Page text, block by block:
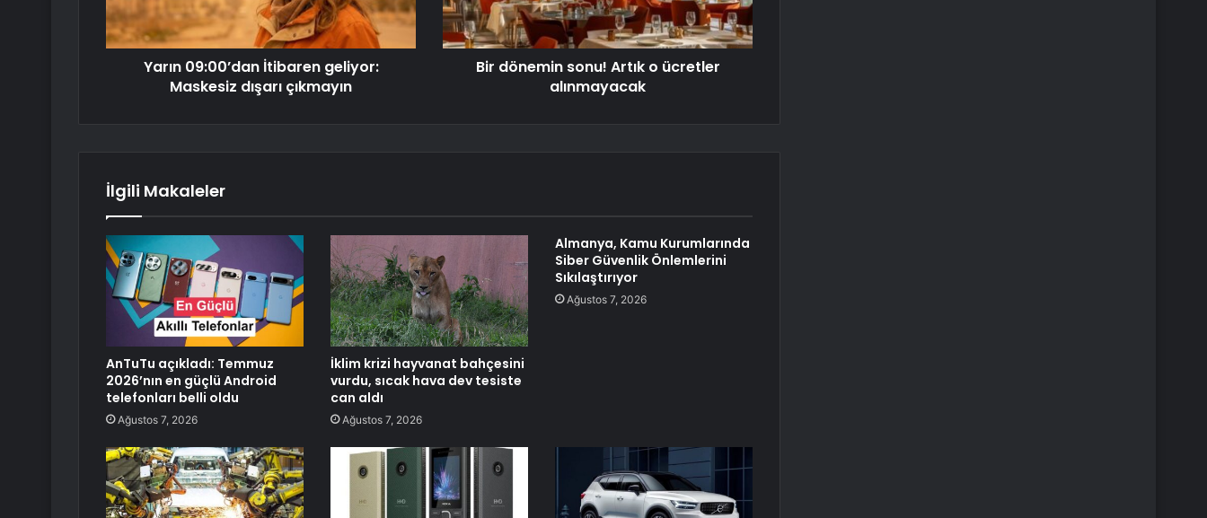
Yarın 09:00’dan İtibaren geliyor:
Maskesiz dışarı çıkmayın
Bir dönemin sonu! Artık o ücretler
alınmayacak
İlgili Makaleler
AnTuTu açıkladı: Temmuz
2026’nın en güçlü Android
telefonları belli oldu
Ağustos 7, 2026
İklim krizi hayvanat bahçesini
vurdu, sıcak hava dev tesiste
can aldı
Ağustos 7, 2026
Almanya, Kamu Kurumlarında
Siber Güvenlik Önlemlerini
Sıkılaştırıyor
Ağustos 7, 2026